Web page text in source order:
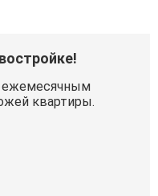
ежемесячным
квартиры.